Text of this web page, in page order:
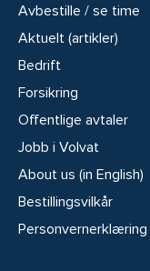
Avbestille / se time
Aktuelt (artikler)
Bedrift
Forsikring
Offentlige avtaler
Jobb i Volvat
About us (in English)
Bestillingsvilkår
Personvernerklæring